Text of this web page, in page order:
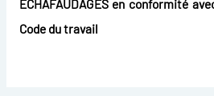
ECHAFAUDAGES en conformité
Code du travail